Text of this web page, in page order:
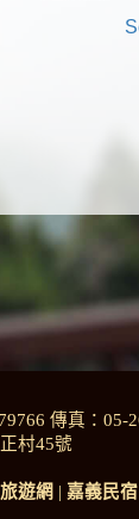
傳真：05-
正村45號
遊網 | 嘉義民宿